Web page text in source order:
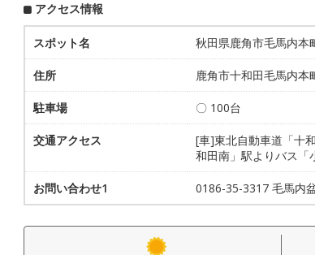
アクセス情報
スポット名 秋田県鹿角市毛馬内本
住所 鹿角市十和田毛馬内本
駐車場 〇 100台
交通アクセス
[車]東北自動車道「十
和田南」駅よりバス「
お問い合わせ1 0186-35-3317 毛馬内